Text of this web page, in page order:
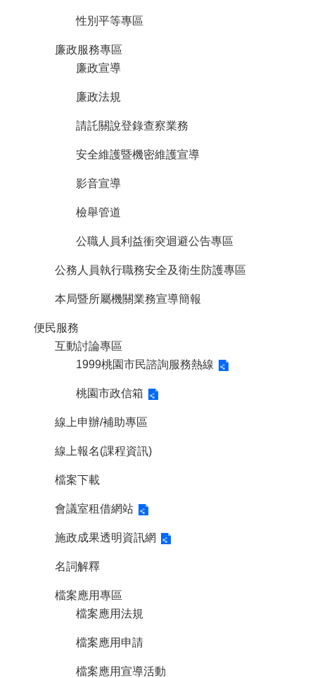
性別平等專區
廉政服務專區
廉政宣導
廉政法規
請託關說登錄查察業務
安全維護暨機密維護宣導
影音宣導
檢舉管道
公職人員利益衝突迴避公告專區
公務人員執行職務安全及衛生防護專區
本局暨所屬機關業務宣導簡報
便民服務
互動討論專區
1999桃園市民諮詢服務熱線
桃園市政信箱
線上申辦/補助專區
線上報名(課程資訊)
檔案下載
會議室租借網站
施政成果透明資訊網
名詞解釋
檔案應用專區
檔案應用法規
檔案應用申請
檔案應用宣導活動